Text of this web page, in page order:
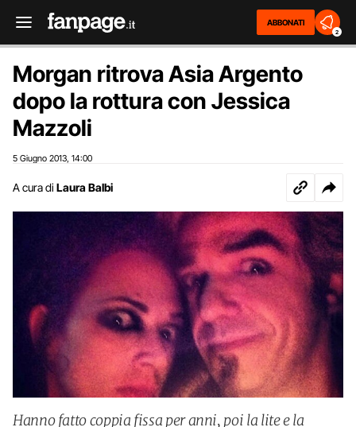
ABBONATI
2
Morgan ritrova Asia Argento
dopo la rottura con Jessica
Mazzoli
5 Giugno 2013 14:00
A cura di Laura Balbi
Hanno fatto coppia fissa per anni, poi la lite e la